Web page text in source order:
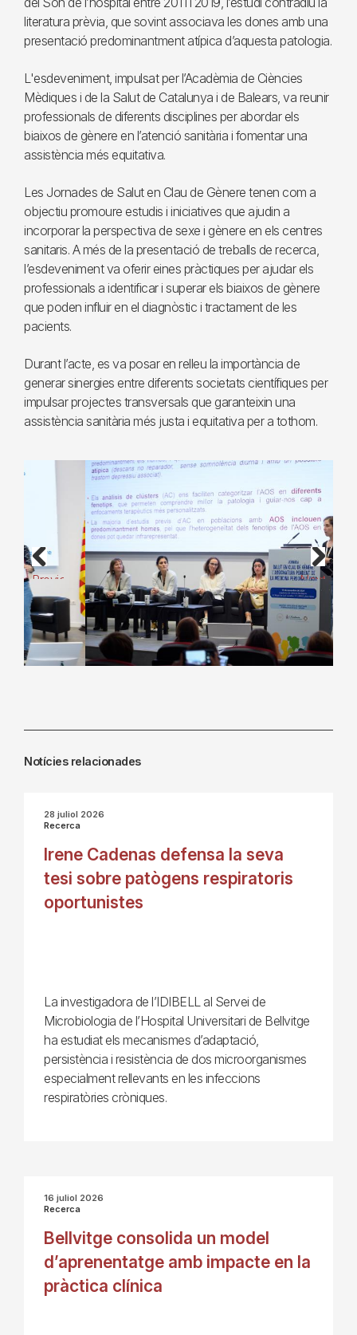
literatura prèvia, que sovint associava les dones amb una
presentació predominantment atípica d’aquesta patologia.
L'esdeveniment, impulsat per l’Acadèmia de Ciències
Mèdiques i de la Salut de Catalunya i de Balears, va reunir
professionals de diferents disciplines per abordar els
biaixos de gènere en l’atenció sanitària i fomentar una
assistència més equitativa.
Les Jornades de Salut en Clau de Gènere tenen com a
objectiu promoure estudis i iniciatives que ajudin a
incorporar la perspectiva de sexe i gènere en els centres
sanitaris. A més de la presentació de treballs de recerca,
l’esdeveniment va oferir eines pràctiques per ajudar els
professionals a identificar i superar els biaixos de gènere
que poden influir en el diagnòstic i tractament de les
pacients.
Durant l’acte, es va posar en relleu la importància de
generar sinergies entre diferents societats científiques per
impulsar projectes transversals que garanteixin una
assistència sanitària més justa i equitativa per a tothom.
Previous Next
Notícies relacionades
28 juliol 2026
Recerca
Irene Cadenas defensa la seva
tesi sobre patògens respiratoris
oportunistes
La investigadora de l’IDIBELL al Servei de
Microbiologia de l’Hospital Universitari de Bellvitge
ha estudiat els mecanismes d’adaptació,
persistència i resistència de dos microorganismes
especialment rellevants en les infeccions
respiratòries cròniques.
16 juliol 2026
Recerca
Bellvitge consolida un model
d’aprenentatge amb impacte en la
pràctica clínica